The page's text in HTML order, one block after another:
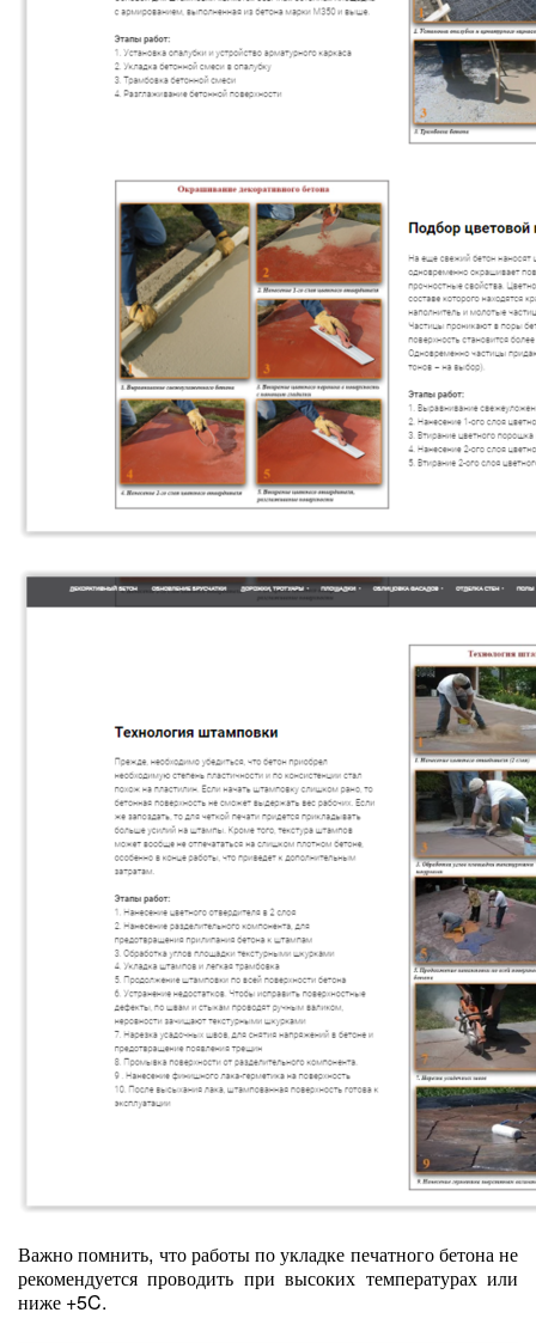
Важно помнить, что работы по укладке печатного бетона не
рекомендуется проводить при высоких температурах или
ниже +5C.